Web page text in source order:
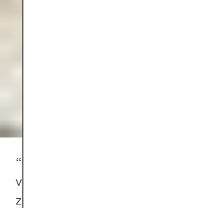
“Das Atmen fällt mir schwer.
versuche, Antworten auf die
zu finden, desto mehr macht sich